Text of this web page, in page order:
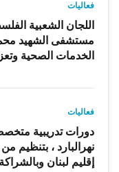
فعاليات
اللجان الشعبية
مستشفى الشهيد
الخدمات الصحية
فعاليات
دورات تدريبية
نهرالبارد ، بتنظيم
إقليم لبنان